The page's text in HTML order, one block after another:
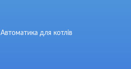
Автоматика для котлів